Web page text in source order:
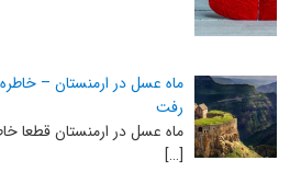
ماه عسل در ارمنستان –
رفت
ماه عسل در ارمنستان قطعا
[…]